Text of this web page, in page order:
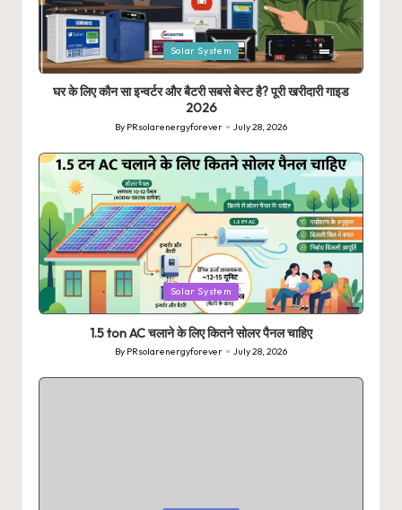
Posted
in
Solar System
घर के लिए कौन सा इन्वर्टर और बैटरी सबसे बेस्ट है? पूरी खरीदारी गाइड
2026
Posted
By PRsolarenergyforever July 28, 2026
Posted
in
Solar System
1.5 ton AC चलाने के लिए कितने सोलर पैनल चाहिए
Posted
by
By PRsolarenergyforever July 28, 2026